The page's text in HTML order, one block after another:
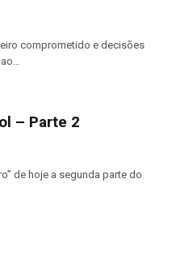
comprometido e decisões
– Parte 2
de hoje a segunda parte do